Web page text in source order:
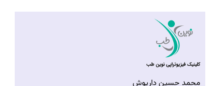
محمد حسین داریوش